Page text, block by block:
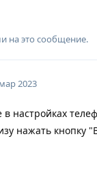
на это сообщение.
2023
в настройках
нажать кнопку